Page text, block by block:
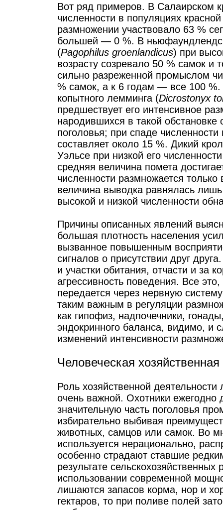
Вот ряд примеров. В Салаирском
численности в популяциях
размножении участвовало 63 %
большей — 0 %. В
(Pagophilus groenlandicus) при
возрасту созревало 50 % самок и
сильно разреженной промыслом
% самок, а к 6 годам — все 100 %.
копытного лемминга (Dicrostonyx
предшествует его интенсивное
народившихся в такой обстановке
поголовья; при спаде
составляет около 15 %. Дикий
Уэльсе при низкой его
средняя величина помета
численности размножается
величина выводка равнялась
высокой и низкой численности
Причины описанных явлений
большая плотность населения
вызванное повышенным
сигналов о присутствии друг
и участки обитания, отчасти и за
агрессивность поведения. Все
передается через нервную
таким важным в регуляции
как гипофиз, надпочечники,
эндокринного баланса, видимо, и
изменений интенсивности
Человеческая
Роль хозяйственной
очень важной. Охотники ежегодно
значительную часть поголовья
избирательно выбивая
животных, самцов или самок. Во
используется нерационально,
особенно страдают ставшие
результате
использовании современной
лишаются запасов корма, нор и
гектаров, то при поливе полей